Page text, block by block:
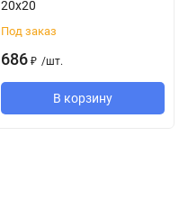
20x20
Под заказ
686 ₽ /шт.
В корзину